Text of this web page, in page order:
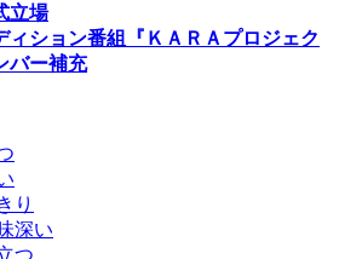
立場
ィション番組『ＫＡＲＡプロジェク
バー補充
り
深い
つ